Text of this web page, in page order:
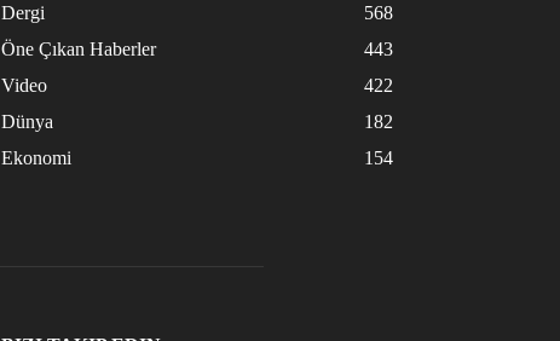
Dergi
568
Öne Çıkan Haberler
443
Video
422
Dünya
182
Ekonomi
154